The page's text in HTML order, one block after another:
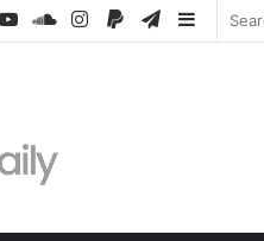
Sidebar
Telegram
Paypal
Instagram
SoundCloud
YouTube